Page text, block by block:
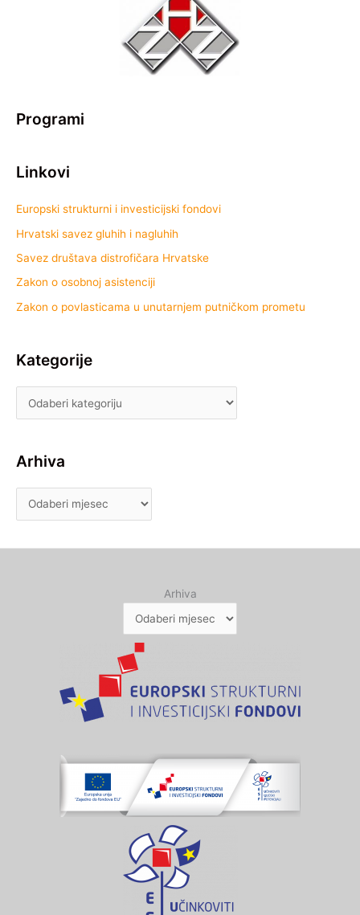
Programi
Linkovi
Europski strukturni i investicijski fondovi
Hrvatski savez gluhih i nagluhih
Savez društava distrofičara Hrvatske
Zakon o osobnoj asistenciji
Zakon o povlasticama u unutarnjem putničkom prometu
Kategorije
Arhiva
Arhiva